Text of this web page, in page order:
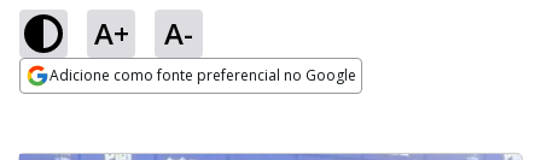
A+ A-
Adicione como fonte preferencial no Google